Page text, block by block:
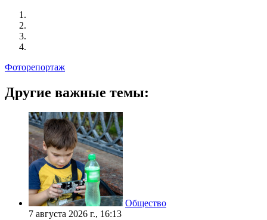
Фоторепортаж
Другие важные темы:
Общество
7 августа 2026 г., 16:13